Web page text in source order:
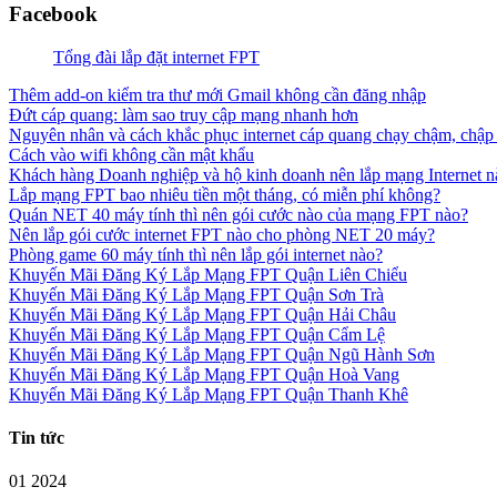
Facebook
Tổng đài lắp đặt internet FPT
Thêm add-on kiểm tra thư mới Gmail không cần đăng nhập
Đứt cáp quang: làm sao truy cập mạng nhanh hơn
Nguyên nhân và cách khắc phục internet cáp quang chạy chậm,
Cách vào wifi không cần mật khẩu
Khách hàng Doanh nghiệp và hộ kinh doanh nên lắp mạng Internet
Lắp mạng FPT bao nhiêu tiền một tháng, có miễn phí không?
Quán NET 40 máy tính thì nên gói cước nào của mạng FPT nào?
Nên lắp gói cước internet FPT nào cho phòng NET 20 máy?
Phòng game 60 máy tính thì nên lắp gói internet nào?
Khuyến Mãi Đăng Ký Lắp Mạng FPT Quận Liên Chiểu
Khuyến Mãi Đăng Ký Lắp Mạng FPT Quận Sơn Trà
Khuyến Mãi Đăng Ký Lắp Mạng FPT Quận Hải Châu
Khuyến Mãi Đăng Ký Lắp Mạng FPT Quận Cẩm Lệ
Khuyến Mãi Đăng Ký Lắp Mạng FPT Quận Ngũ Hành Sơn
Khuyến Mãi Đăng Ký Lắp Mạng FPT Quận Hoà Vang
Khuyến Mãi Đăng Ký Lắp Mạng FPT Quận Thanh Khê
Tin tức
01 2024